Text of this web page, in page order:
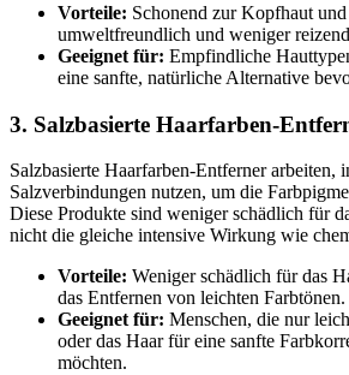
Vorteile: Schonend zur Kopfhaut
umweltfreundlich und weniger
Geeignet für: Empfindliche
eine sanfte, natürliche Alternative
3. Salzbasierte Haarfarben-
Salzbasierte Haarfarben-Entferner arbeiten,
Salzverbindungen nutzen, um die
Diese Produkte sind weniger schädlich für
nicht die gleiche intensive Wirkung wie
Vorteile: Weniger schädlich für das
das Entfernen von leichten Farbtönen.
Geeignet für: Menschen, die nur
oder das Haar für eine sanfte
möchten.